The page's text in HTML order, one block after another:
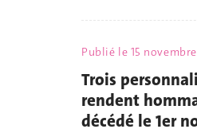
Publié le 15
Trois
rendent
décédé le 1er